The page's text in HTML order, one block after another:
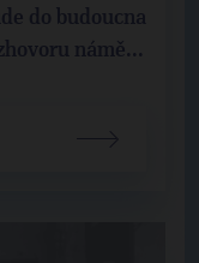
do budoucna
námě...